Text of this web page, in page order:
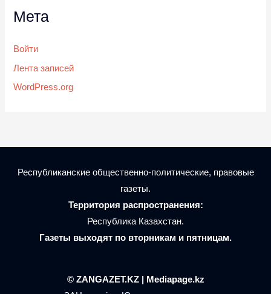
Мета
Войти
Лента записей
WordPress.org
Республиканские общественно-политические, правовые
газеты.
Территория распространения:
Республика Казахстан.
Газеты выходят по вторникам и пятницам.
© ZANGAZET.KZ | Mediapage.kz